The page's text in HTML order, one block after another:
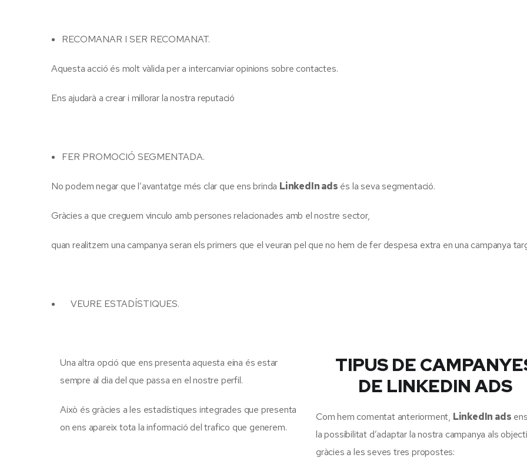
RECOMANAR I SER RECOMANAT.
Aquesta acció és molt vàlida per a intercanviar opinions sobre contactes.
Ens ajudarà a crear i millorar la nostra reputació
FER PROMOCIÓ SEGMENTADA.
No podem negar que l’avantatge més clar que ens brinda LinkedIn ads és la seva segmentació.
Gràcies a que creguem vinculo amb persones relacionades amb el nostre sector,
quan realitzem una campanya seran els primers que el veuran pel que no hem de fer despesa extra en una campanya
VEURE ESTADÍSTIQUES.
Una altra opció que ens presenta aquesta eina és estar
sempre al dia del que passa en el nostre perfil.
Això és gràcies a les estadístiques integrades que presenta
on ens apareix tota la informació del trafico que generem.
TIPUS DE
DE LINKEDIN ADS
Com hem comentat anteriorment, LinkedIn ads
la possibilitat d’adaptar la nostra campanya als
gràcies a les seves tres propostes: